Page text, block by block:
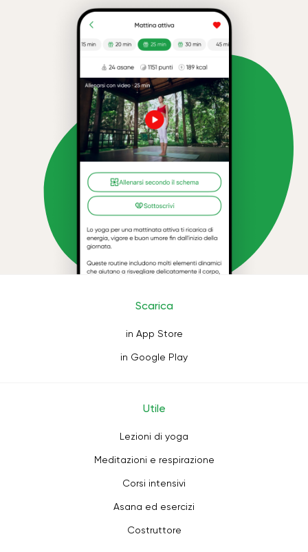
Scarica
in App Store
in Google Play
Utile
Lezioni di yoga
Meditazioni e respirazione
Corsi intensivi
Asana ed esercizi
Costruttore